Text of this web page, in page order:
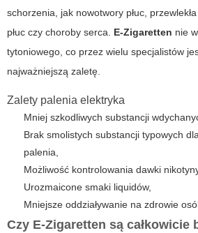
schorzenia, jak nowotwory płuc,
płuc czy choroby serca. E-Zigaretten nie
tytoniowego, co przez wielu specjalistów
najważniejszą zaletę.
Zalety palenia elektryka
Mniej szkodliwych substancji
Brak smolistych substancji typowych
palenia,
Możliwość kontrolowania dawki
Urozmaicone smaki liquidów,
Mniejsze oddziaływanie na zdrowie
Czy E-Zigaretten są całkowicie